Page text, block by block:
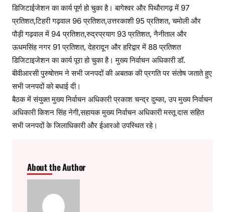
डिजिटाईजेशन का कार्य पूर्ण हो चुका है। बागेश्वर और पिथौरागढ़ में 97
प्रतिशत,टिहरी गढ़वाल 96 प्रतिशत,उत्तरकाशी 95 प्रतिशत, चमोली और
पौड़ी गढ़वाल में 94 प्रतिशत,रुद्रप्रयाग 93 प्रतिशत, नैनीताल और
ऊधमसिंह नगर 91 प्रतिशत, देहरादून और हरिद्वार में 88 प्रतिशत
डिजिटाइजेशन का कार्य पूरा हो चुका है। मुख्य निर्वाचन अधिकारी डॉ.
बीवीआरसी पुरुषोत्तम ने सभी जनपदों की अबतक की प्रगति पर संतोष जताते हुए
सभी जनपदों को बधाई दी।
बैठक में संयुक्त मुख्य निर्वाचन अधिकारी प्रकाश चन्द्र दुम्का, उप मुख्य निर्वाचन
अधिकारी किशन सिंह नेगी,सहायक मुख्य निर्वाचन अधिकारी मस्तू दास सहित
सभी जनपदों के जिलाधिकारी और ईआरओ उपस्थित रहे।
About the Author